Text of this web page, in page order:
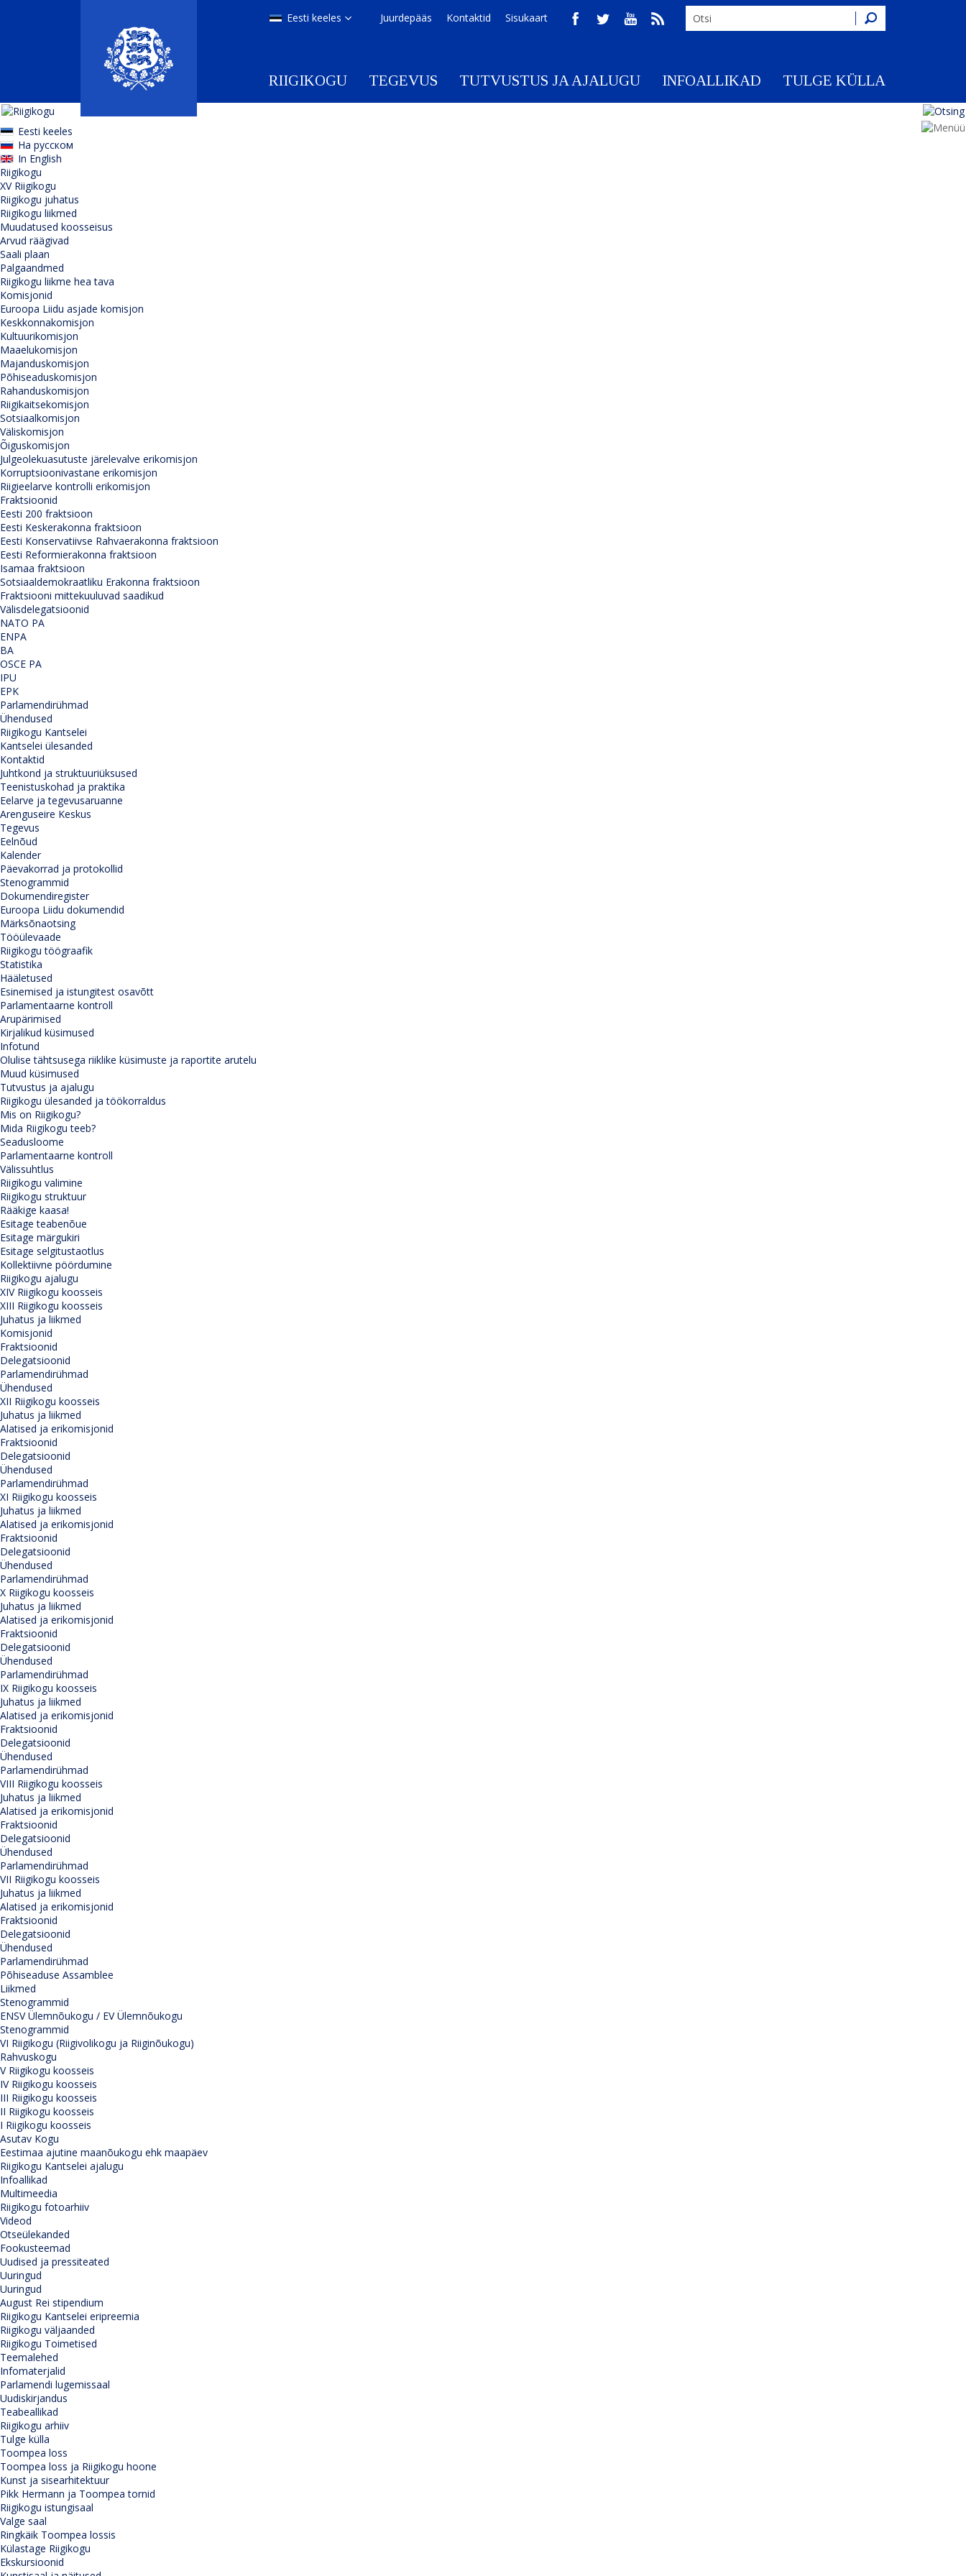
Otsing
Juurdepääs Kontaktid Sisukaart
Eesti keeles
RIIGIKOGU TEGEVUS TUTVUSTUS JA AJALUGU INFOALLIKAD TULGE KÜLLA
Eesti keeles
На русском
In English
Riigikogu
XV Riigikogu
Riigikogu juhatus
Riigikogu liikmed
Muudatused koosseisus
Arvud räägivad
Saali plaan
Palgaandmed
Riigikogu liikme hea tava
Komisjonid
Euroopa Liidu asjade komisjon
Keskkonnakomisjon
Kultuurikomisjon
Maaelukomisjon
Majanduskomisjon
Põhiseaduskomisjon
Rahanduskomisjon
Riigikaitsekomisjon
Sotsiaalkomisjon
Väliskomisjon
Õiguskomisjon
Julgeolekuasutuste järelevalve erikomisjon
Korruptsioonivastane erikomisjon
Riigieelarve kontrolli erikomisjon
Fraktsioonid
Eesti 200 fraktsioon
Eesti Keskerakonna fraktsioon
Eesti Konservatiivse Rahvaerakonna fraktsioon
Eesti Reformierakonna fraktsioon
Isamaa fraktsioon
Sotsiaaldemokraatliku Erakonna fraktsioon
Fraktsiooni mittekuuluvad saadikud
Välisdelegatsioonid
NATO PA
ENPA
BA
OSCE PA
IPU
EPK
Parlamendirühmad
Ühendused
Riigikogu Kantselei
Kantselei ülesanded
Kontaktid
Juhtkond ja struktuuriüksused
Teenistuskohad ja praktika
Eelarve ja tegevusaruanne
Arenguseire Keskus
Tegevus
Eelnõud
Kalender
Päevakorrad ja protokollid
Stenogrammid
Dokumendiregister
Euroopa Liidu dokumendid
Märksõnaotsing
Tööülevaade
Riigikogu töögraafik
Statistika
Hääletused
Esinemised ja istungitest osavõtt
Parlamentaarne kontroll
Arupärimised
Kirjalikud küsimused
Infotund
Olulise tähtsusega riiklike küsimuste ja raportite arutelu
Muud küsimused
Tutvustus ja ajalugu
Riigikogu ülesanded ja töökorraldus
Mis on Riigikogu?
Mida Riigikogu teeb?
Seadusloome
Parlamentaarne kontroll
Välissuhtlus
Riigikogu valimine
Riigikogu struktuur
Rääkige kaasa!
Esitage teabenõue
Esitage märgukiri
Esitage selgitustaotlus
Kollektiivne pöördumine
Riigikogu ajalugu
XIV Riigikogu koosseis
XIII Riigikogu koosseis
Juhatus ja liikmed
Komisjonid
Fraktsioonid
Delegatsioonid
Parlamendirühmad
Ühendused
XII Riigikogu koosseis
Juhatus ja liikmed
Alatised ja erikomisjonid
Fraktsioonid
Delegatsioonid
Ühendused
Parlamendirühmad
XI Riigikogu koosseis
Juhatus ja liikmed
Alatised ja erikomisjonid
Fraktsioonid
Delegatsioonid
Ühendused
Parlamendirühmad
X Riigikogu koosseis
Juhatus ja liikmed
Alatised ja erikomisjonid
Fraktsioonid
Delegatsioonid
Ühendused
Parlamendirühmad
IX Riigikogu koosseis
Juhatus ja liikmed
Alatised ja erikomisjonid
Fraktsioonid
Delegatsioonid
Ühendused
Parlamendirühmad
VIII Riigikogu koosseis
Juhatus ja liikmed
Alatised ja erikomisjonid
Fraktsioonid
Delegatsioonid
Ühendused
Parlamendirühmad
VII Riigikogu koosseis
Juhatus ja liikmed
Alatised ja erikomisjonid
Fraktsioonid
Delegatsioonid
Ühendused
Parlamendirühmad
Põhiseaduse Assamblee
Liikmed
Stenogrammid
ENSV Ülemnõukogu / EV Ülemnõukogu
Stenogrammid
VI Riigikogu (Riigivolikogu ja Riiginõukogu)
Rahvuskogu
V Riigikogu koosseis
IV Riigikogu koosseis
III Riigikogu koosseis
II Riigikogu koosseis
I Riigikogu koosseis
Asutav Kogu
Eestimaa ajutine maanõukogu ehk maapäev
Riigikogu Kantselei ajalugu
Infoallikad
Multimeedia
Riigikogu fotoarhiiv
Videod
Otseülekanded
Fookusteemad
Uudised ja pressiteated
Uuringud
Uuringud
August Rei stipendium
Riigikogu Kantselei eripreemia
Riigikogu väljaanded
Riigikogu Toimetised
Teemalehed
Infomaterjalid
Parlamendi lugemissaal
Uudiskirjandus
Teabeallikad
Riigikogu arhiiv
Tulge külla
Toompea loss
Toompea loss ja Riigikogu hoone
Kunst ja sisearhitektuur
Pikk Hermann ja Toompea tornid
Riigikogu istungisaal
Valge saal
Ringkäik Toompea lossis
Külastage Riigikogu
Ekskursioonid